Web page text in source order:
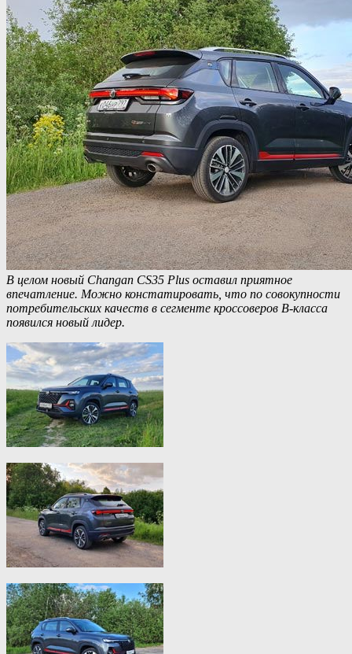
В целом новый Changan CS35 Plus оставил приятное
впечатление. Можно констатировать, что по совокупности
потребительских качеств в сегменте кроссоверов B-класса
появился новый лидер.